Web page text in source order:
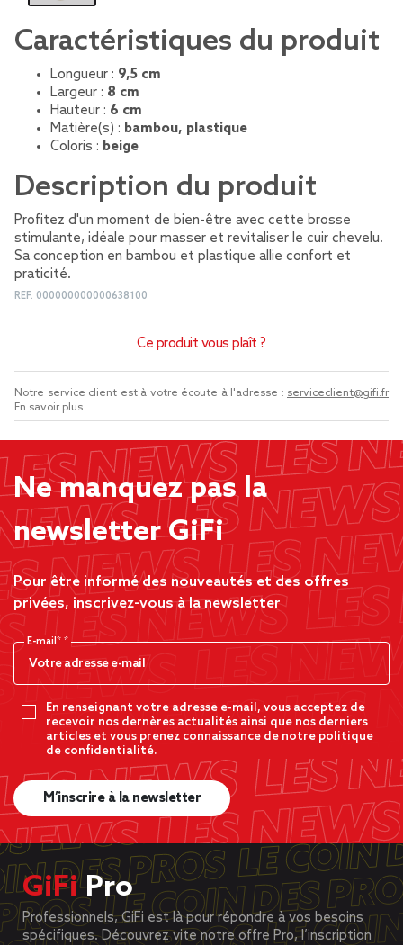
Caractéristiques du produit
Longueur : 9,5 cm
Largeur : 8 cm
Hauteur : 6 cm
Matière(s) : bambou, plastique
Coloris : beige
Description du produit
Profitez d'un moment de bien-être avec cette brosse
stimulante, idéale pour masser et revitaliser le cuir chevelu.
Sa conception en bambou et plastique allie confort et
praticité.
REF. 000000000000638100
Ce produit vous plaît ?
Notre service client est à votre écoute à l'adresse : serviceclient@gifi.fr
En savoir plus...
Ne manquez pas la
newsletter GiFi
Pour être informé des nouveautés et des offres
privées, inscrivez-vous à la newsletter
E-mail*
En renseignant votre adresse e-mail, vous acceptez de
recevoir nos dernères actualités ainsi que nos derniers
articles et vous prenez connaissance de notre politique
de confidentialité.
M’inscrire à la newsletter
GiFiPro
Professionnels, GiFi est là pour répondre à vos besoins
spécifiques. Découvrez vite notre offre Pro, l’inscription